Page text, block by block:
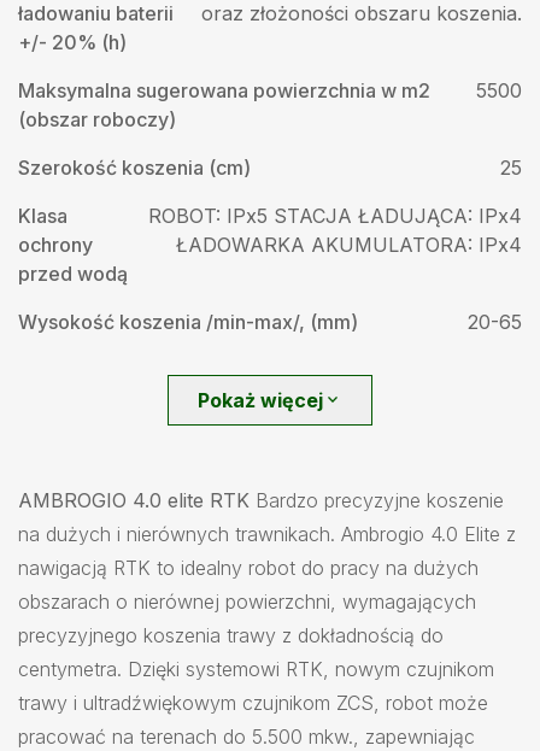
ładowaniu baterii
+/- 20% (h)
oraz złożoności obszaru koszenia.
Maksymalna sugerowana powierzchnia w m2
(obszar roboczy)
5500
Szerokość koszenia (cm)
25
Klasa
ochrony
przed wodą
ROBOT: IPx5 STACJA ŁADUJĄCA: IPx4
ŁADOWARKA AKUMULATORA: IPx4
Wysokość koszenia /min-max/, (mm) 20-65
Pokaż więcej expand_more
AMBROGIO 4.0 elite RTK Bardzo precyzyjne koszenie
na dużych i nierównych trawnikach. Ambrogio 4.0 Elite z
nawigacją RTK to idealny robot do pracy na dużych
obszarach o nierównej powierzchni, wymagających
precyzyjnego koszenia trawy z dokładnością do
centymetra. Dzięki systemowi RTK, nowym czujnikom
trawy i ultradźwiękowym czujnikom ZCS, robot może
pracować na terenach do 5.500 mkw., zapewniając